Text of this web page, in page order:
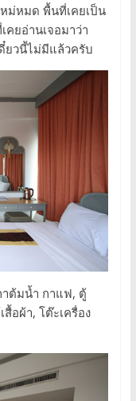
ม่หมด พื้นที่เคยเป็น
คยอ่านเจอมาว่า
ยวนี้ไม่มีแล้วครับ
าต้มน้ำ กาแฟ, ตู้
อผ้า, โต๊ะเครื่อง